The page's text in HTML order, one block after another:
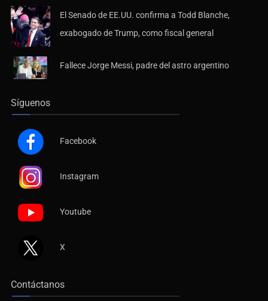
El Senado de EE.UU. confirma a Todd Blanche,
exabogado de Trump, como fiscal general
Fallece Jorge Messi, padre del astro argentino
Síguenos
Facebook
Instagram
Youtube
X
Contáctanos